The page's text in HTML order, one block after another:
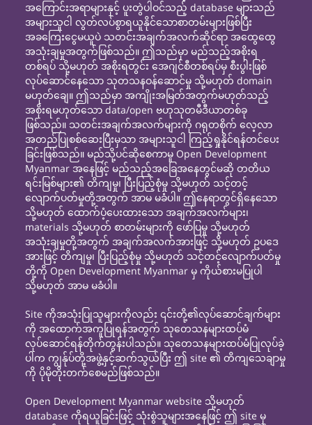
အကြောင်းအရာများနှင့် ပူးတွဲပါဝင်သည့် database များသည်
အများသူငါ လွတ်လပ်စွာရယူနိုင်သောစာတမ်းများဖြစ်ပြီး
အခကြေးငွေမယူပဲ သတင်းအချက်အလက်ဆိုင်ရာ အထွေထွေ
အသုံးချမှုအတွက်ဖြစ်သည်။ ဤသည်မှာ မည်သည့်အစိုးရ
တစ်ရပ် သို့မဟုတ် အစိုးရတွင်း အေဂျင်စီတစ်ရပ်မှ စီးပွါးဖြစ်
လုပ်ဆောင်နေသော သုတသနဝန်ဆောင်မှု သို့မဟုတ် domain
မဟုတ်ချေ။ ဤသည်မှာ အကျိုးအမြတ်အတွက်မဟုတ်သည့်
အစိုးရမဟုတ်သော data/open ဗဟုသုတမီဒီယာတစ်ခု
ဖြစ်သည်။ သတင်းအချက်အလက်များကို ဂရုတစိုက် လေ့လာ
အတည်ပြုစစ်ဆေးပြီးမှသာ အများသူငါ ကြည့်ရှုနိုင်ရန်တင်ပေး
ခြင်းဖြစ်သည်။ မည်သို့ပင်ဆိုစေကာမူ Open Development
Myanmar အနေဖြင့် မည်သည့်အခြေအနေတွင်မဆို တတိယ
ရင်းမြစ်များ၏ တိကျမှု၊ ပြီးပြည့်စုံမှု သို့မဟုတ် သင့်တင့်
လျောက်ပတ်မှုတို့အတွက် အာမ မခံပါ။ ဤနေရာတွင်ရှိနေသော
သို့မဟုတ် ထောက်ပံ့ပေးထားသော အချက်အလက်များ၊
materials သို့မဟုတ် စာတမ်းများကို ဖော်ပြမှု သို့မဟုတ်
အသုံးချမှုတို့အတွက် အချက်အလက်အားဖြင့် သို့မဟုတ် ဥပဒေ
အားဖြင့် တိကျမှု၊ ပြီးပြည့်စုံမှု သို့မဟုတ် သင့်တင့်လျောက်ပတ်မှု
တို့ကို Open Development Myanmar မှ ကိုယ်စားမပြုပါ
သို့မဟုတ် အာမ မခံပါ။
Site ကိုအသုံးပြုသူများကိုလည်း ၎င်းတို့၏လုပ်ဆောင်ချက်များ
ကို အထောက်အကူပြုရန်အတွက် သုတေသနများထပ်မံ
လုပ်ဆောင်ရန်တိုက်တွန်းပါသည်။ သုတေသနများထပ်မံပြုလုပ်ခဲ့
ပါက ကျွန်ုပ်တို့အဖွဲ့နှင့်ဆက်သွယ်ပြီး ဤ site ၏ တိကျသေချာမှု
ကို ပိုမိုတိုးတက်စေမည်ဖြစ်သည်။
Open Development Myanmar website သို့မဟုတ်
database ကိုရယူခြင်းဖြင့် သုံးစွဲသူများအနေဖြင့် ဤ site မှ